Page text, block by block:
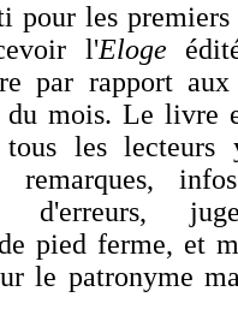
pour les
l'Eloge
par rapport
mois. Le livre
tous les
remarques,
d'erreurs,
pied ferme, et
le patronyme